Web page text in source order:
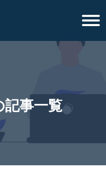
記事一覧